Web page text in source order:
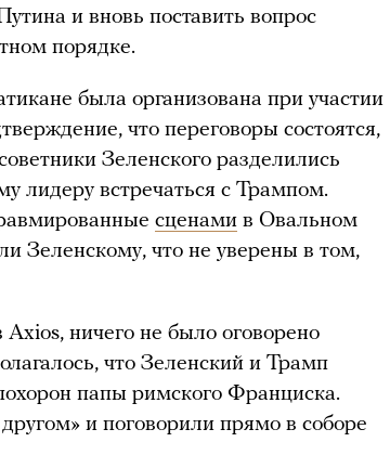
и вновь поставить вопрос
порядке.
была организована при участии
что переговоры состоятся,
Зеленского разделились
лидеру встречаться с Трампом.
сценами в Овальном
Зеленскому, что не уверены в том,
ничего не было оговорено
что Зеленский и Трамп
папы римского Франциска.
и поговорили прямо в соборе